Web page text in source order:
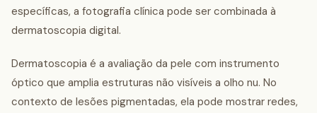
específicas, a fotografia clínica pode ser combinada à
dermatoscopia digital.
Dermatoscopia é a avaliação da pele com instrumento
óptico que amplia estruturas não visíveis a olho nu. No
contexto de lesões pigmentadas, ela pode mostrar redes,